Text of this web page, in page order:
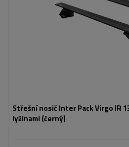
Střešní nosič Inter Pack Virgo IR
lyžinami (černý)